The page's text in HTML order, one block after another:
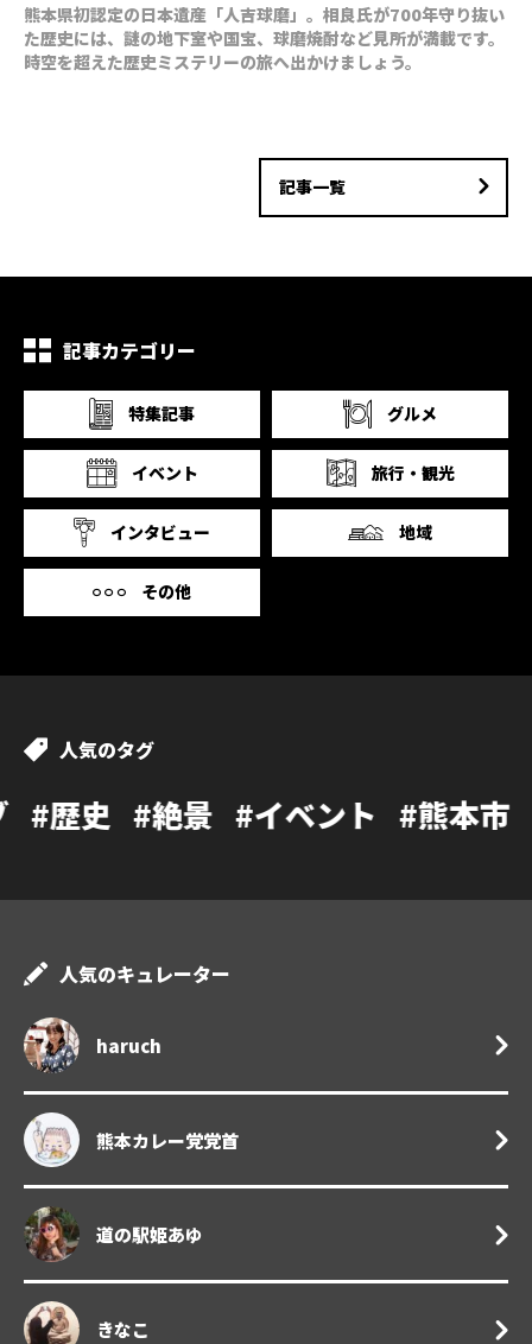
熊本県初認定の日本遺産「人吉球磨」。相良氏が700年守り抜い
た歴史には、謎の地下室や国宝、球磨焼酎など見所が満載です。
時空を超えた歴史ミステリーの旅へ出かけましょう。
記事一覧
記事カテゴリー
特集記事 グルメ
イベント 旅行・観光
インタビュー 地域
その他
人気のタグ
絶景 #イベント #熊本市 #カフェ
人気のキュレーター
haruch
熊本カレー党党首
道の駅姫あゆ
きなこ